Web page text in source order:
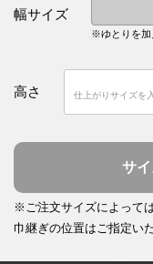
幅サイズ
※ゆとりを加
高さ
サ
※ご注文サイズによって
巾継ぎの位置はご指定い